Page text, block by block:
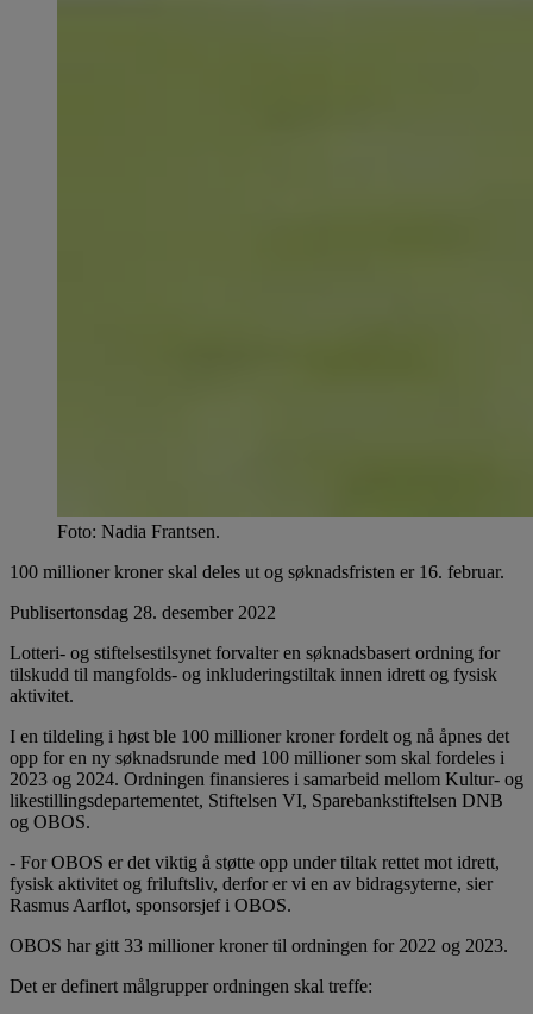
Foto: Nadia Frantsen.
100 millioner kroner skal deles ut og søknadsfristen er 16. februar.
Publisertonsdag 28. desember 2022
Lotteri- og stiftelsestilsynet forvalter en søknadsbasert ordning for
tilskudd til mangfolds- og inkluderingstiltak innen idrett og fysisk
aktivitet.
I en tildeling i høst ble 100 millioner kroner fordelt og nå åpnes det
opp for en ny søknadsrunde med 100 millioner som skal fordeles i
2023 og 2024. Ordningen finansieres i samarbeid mellom Kultur- og
likestillingsdepartementet, Stiftelsen VI, Sparebankstiftelsen DNB
og OBOS.
- For OBOS er det viktig å støtte opp under tiltak rettet mot idrett,
fysisk aktivitet og friluftsliv, derfor er vi en av bidragsyterne, sier
Rasmus Aarflot, sponsorsjef i OBOS.
OBOS har gitt 33 millioner kroner til ordningen for 2022 og 2023.
Det er definert målgrupper ordningen skal treffe: